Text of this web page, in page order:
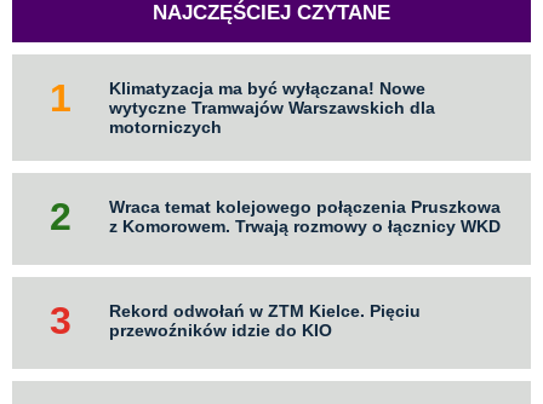
NAJCZĘŚCIEJ CZYTANE
Klimatyzacja ma być wyłączana! Nowe
wytyczne Tramwajów Warszawskich dla
motorniczych
Wraca temat kolejowego połączenia Pruszkowa
z Komorowem. Trwają rozmowy o łącznicy WKD
Rekord odwołań w ZTM Kielce. Pięciu
przewoźników idzie do KIO